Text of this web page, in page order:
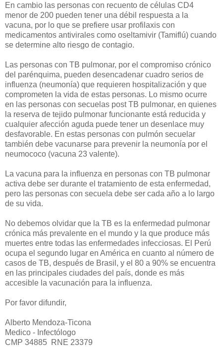
En cambio las personas con recuento de células CD4
menor de 200 pueden tener una débil respuesta a la
vacuna, por lo que se prefiere usar profilaxis con
medicamentos antivirales como oseltamivir (Tamiflú) cuando
se determine alto riesgo de contagio.
Las personas con TB pulmonar, por el compromiso crónico
del parénquima, pueden desencadenar cuadro serios de
influenza (neumonía) que requieren hospitalización y que
comprometen la vida de estas personas. Lo mismo ocurre
en las personas con secuelas post TB pulmonar, en quienes
la reserva de tejido pulmonar funcionante está reducida y
cualquier afección aguda puede tener un desenlace muy
desfavorable. En estas personas con pulmón secuelar
también debe vacunarse para prevenir la neumonía por el
neumococo (vacuna 23 valente).
La vacuna para la influenza en personas con TB pulmonar
activa debe ser durante el tratamiento de esta enfermedad,
pero las personas con secuela debe ser cada año a lo largo
de su vida.
No debemos olvidar que la TB es la enfermedad pulmonar
crónica más prevalente en el mundo y la que produce más
muertes entre todas las enfermedades infecciosas. El Perú
ocupa el segundo lugar en América en cuanto al número de
casos de TB, después de Brasil, y el 80 a 90% se encuentra
en las principales ciudades del país, donde es más
accesible la vacunación para la influenza.
Por favor difundir,
Alberto Mendoza-Ticona
Medico - Infectólogo
CMP 34885 RNE 23379